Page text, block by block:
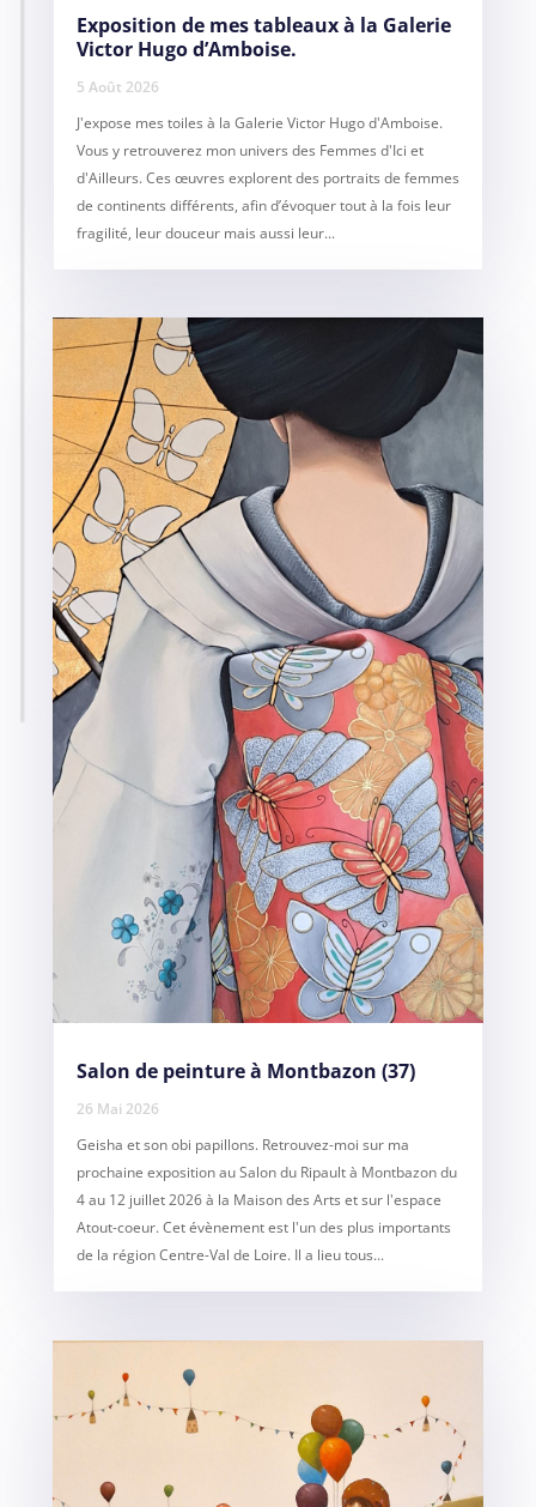
Exposition de mes tableaux à la Galerie
Victor Hugo d’Amboise.
5 Août 2026
J'expose mes toiles à la Galerie Victor Hugo d'Amboise.
Vous y retrouverez mon univers des Femmes d'Ici et
d'Ailleurs. Ces œuvres explorent des portraits de femmes
de continents différents, afin d’évoquer tout à la fois leur
fragilité, leur douceur mais aussi leur...
Salon de peinture à Montbazon (37)
26 Mai 2026
Geisha et son obi papillons. Retrouvez-moi sur ma
prochaine exposition au Salon du Ripault à Montbazon du
4 au 12 juillet 2026 à la Maison des Arts et sur l'espace
Atout-coeur. Cet évènement est l'un des plus importants
de la région Centre-Val de Loire. Il a lieu tous...